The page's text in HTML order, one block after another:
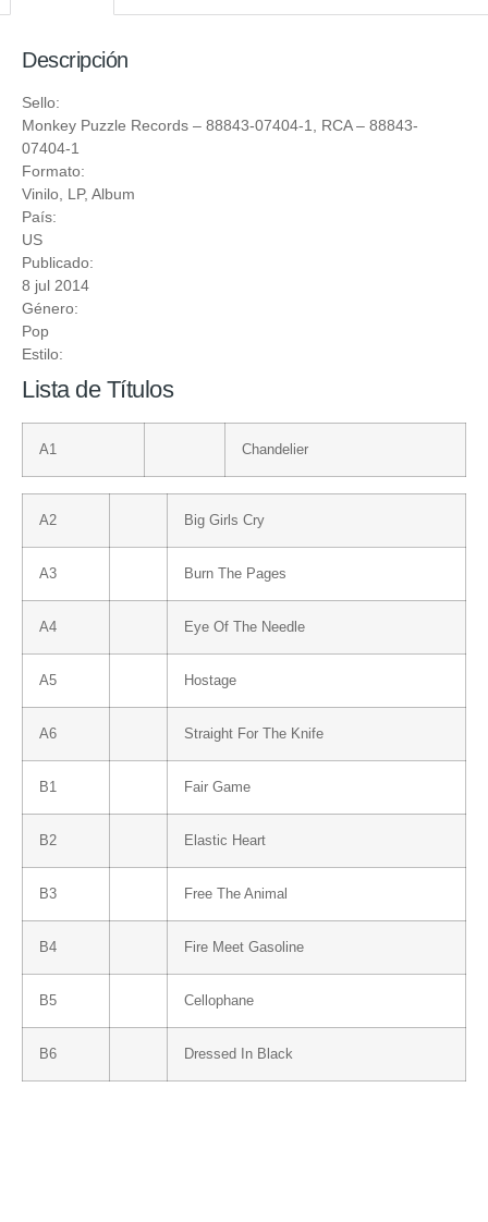
Descripción
Sello:
Monkey Puzzle Records – 88843-07404-1, RCA– 88843-
07404-1
Formato:
Vinilo , LP, Album
País:
US
Publicado:
8 jul 2014
Género:
Pop
Estilo:
Lista de Títulos
A1 Chandelier
A2 Big Girls Cry
A3 Burn The Pages
A4 Eye Of The Needle
A5 Hostage
A6 Straight For The Knife
B1 Fair Game
B2 Elastic Heart
B3 Free The Animal
B4 Fire Meet Gasoline
B5 Cellophane
B6 Dressed In Black